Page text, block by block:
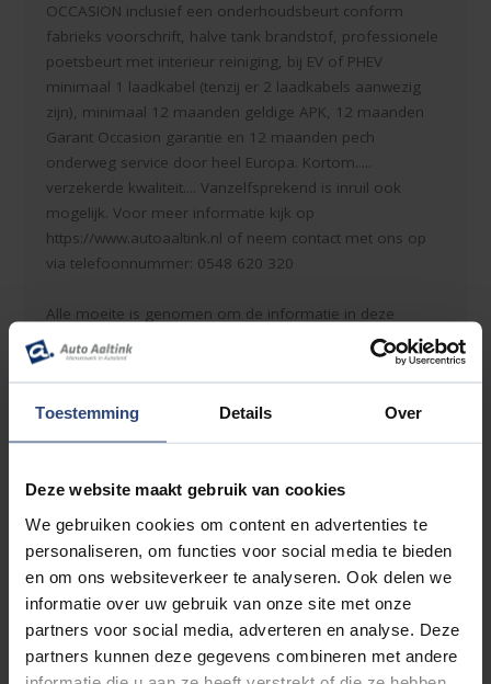
Toestemming Details Over
Deze website maakt gebruik van cookies
We gebruiken cookies om content en advertenties te
personaliseren, om functies voor social media te bieden
en om ons websiteverkeer te analyseren. Ook delen we
informatie over uw gebruik van onze site met onze
partners voor social media, adverteren en analyse. Deze
partners kunnen deze gegevens combineren met andere
OCCASION inclusief een onderhoudsbeurt conform
fabrieks voorschrift, halve tank brandstof, professionele
poetsbeurt met interieur reiniging, bij EV of PHEV
minimaal 1 laadkabel (tenzij er 2 laadkabels aanwezig
zijn), minimaal 12 maanden geldige APK, 12 maanden
Garant Occasion garantie en 12 maanden pech
onderweg service door heel Europa. Kortom.....
verzekerde kwaliteit.... Vanzelfsprekend is inruil ook
mogelijk. Voor meer informatie kijk op
https://www.autoaaltink.nl of neem contact met ons op
via telefoonnummer: 0548 620 320
Alle moeite is genomen om de informatie in deze
advertentie zo accuraat en actueel mogelijk weer te
geven. Fouten zijn echter nooit uit te sluiten. Vertrouw
daarom niet alleen op deze informatie, maar controleer
bij aankoop de zaken die uw beslissing zouden kunnen
beïnvloeden. Er kunnen dan ook geen rechten worden
Accessoires
Entertainment & Media
Apple Carplay/Android Auto